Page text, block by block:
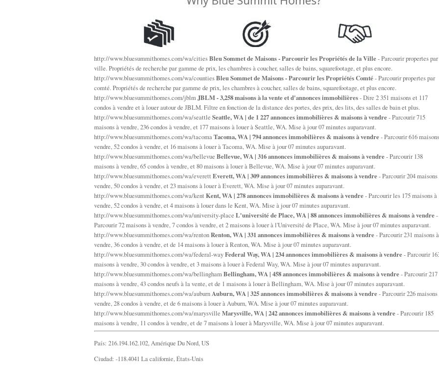
http://www.bluesummithomes.com/wa/citiesBleu Sommet de Maisons - Parcourir les Propriétés de la Ville- Parcourir propertes
ville. Propriétés de recherche par gamme de prix, les chambres à coucher, salles de bains, squarefootage, et plus encore.
http://www.bluesummithomes.com/wa/countiesBleu Sommet de Maisons - Parcourir les Propriétés Comté- Parcourir propertes par
comté. Propriétés de recherche par gamme de prix, les chambres à coucher, salles de bains, squarefootage, et plus encore.
http://www.bluesummithomes.com/jblm JBLM - 3,258 maisons à la vente et d'annonces immobilières- Dire 2 351 maisons et 117
condos à vendre et à louer autour de JBLM. Filtre en fonction de la distance des portes, des prix, des lits, des salles de bain et plus.
http://www.bluesummithomes.com/wa/seattle Seattle, WA | de 1 227 annonces immobilières & maisons à vendre- Parcourir 715
maisons à vendre, 236 condos à vendre, et 177 maisons à louer à Seattle, WA. Mise à jour 07 minutes auparavant.
http://www.bluesummithomes.com/wa/tacoma Tacoma, WA | 794 annonces immobilières & maisons à vendre- Parcourir 616
vendre, 52 condos à vendre, et 16 maisons à louer à Tacoma, WA. Mise à jour 07 minutes auparavant.
http://www.bluesummithomes.com/wa/bellevue Bellevue, WA | 316 annonces immobilières & maisons à vendre- Parcourir 138
maisons à vendre, 65 condos à vendre, et 80 maisons à louer à Bellevue, WA. Mise à jour 07 minutes auparavant.
http://www.bluesummithomes.com/wa/everett Everett, WA | 309 annonces immobilières & maisons à vendre- Parcourir 204 maisons
vendre, 50 condos à vendre, et 23 maisons à louer à Everett, WA. Mise à jour 07 minutes auparavant.
http://www.bluesummithomes.com/wa/kent Kent, WA | 278 annonces immobilières & maisons à vendre- Parcourir les 175 maisons à
vendre, 52 condos à vendre, et 4 maisons à louer dans le Kent, WA. Mise à jour 07 minutes auparavant.
http://www.bluesummithomes.com/wa/university-place L'université de Place, WA | 88 annonces immobilières & maisons à vendre-
Parcourir 72 maisons à vendre, 7 condos à vendre, et 2 maisons à louer à l'Université de Place, WA. Mise à jour 07 minutes auparavant.
http://www.bluesummithomes.com/wa/rentonRenton, WA | 331 annonces immobilières & maisons à vendre- Parcourir 231 maisons à
vendre, 36 condos à vendre, et de 14 maisons à louer à Renton, WA. Mise à jour 07 minutes auparavant.
http://www.bluesummithomes.com/wa/federal-wayFederal Way, WA | 234 annonces immobilières & maisons à vendre- Parcourir
maisons à vendre, 30 condos à vendre, et 3 maisons à louer à Federal Way, WA. Mise à jour 07 minutes auparavant.
http://www.bluesummithomes.com/wa/bellingham Bellingham, WA | 458 annonces immobilières & maisons à vendre- Parcourir 217
maisons à vendre, 43 condos neufs à la vente, et de 1 maisons à louer à Bellingham, WA. Mise à jour 07 minutes auparavant.
http://www.bluesummithomes.com/wa/auburn Auburn, WA | 325 annonces immobilières & maisons à vendre- Parcourir 226 maisons
vendre, 28 condos à vendre, et de 6 maisons à louer à Auburn, WA. Mise à jour 07 minutes auparavant.
http://www.bluesummithomes.com/wa/marysville Marysville, WA | 242 annonces immobilières & maisons à vendre- Parcourir 185
maisons à vendre, 11 condos à vendre, et de 7 maisons à louer à Marysville, WA. Mise à jour 07 minutes auparavant.
País: 216.194.162.102, Amérique Du Nord, US
Ciudad: -118.4041 La californie, États-Unis